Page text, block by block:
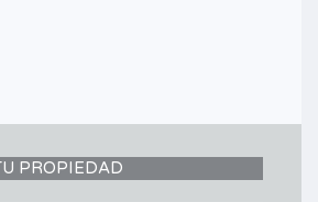
PROPIEDAD